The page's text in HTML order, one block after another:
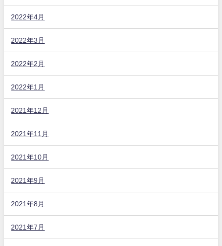
2022年4月
2022年3月
2022年2月
2022年1月
2021年12月
2021年11月
2021年10月
2021年9月
2021年8月
2021年7月